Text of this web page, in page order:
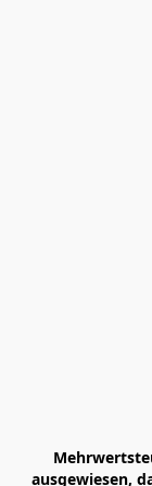
ausgewiesen,